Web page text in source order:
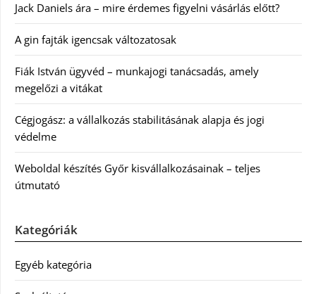
Jack Daniels ára – mire érdemes figyelni vásárlás előtt?
A gin fajták igencsak változatosak
Fiák István ügyvéd – munkajogi tanácsadás, amely
megelőzi a vitákat
Cégjogász: a vállalkozás stabilitásának alapja és jogi
védelme
Weboldal készítés Győr kisvállalkozásainak – teljes
útmutató
Kategóriák
Egyéb kategória